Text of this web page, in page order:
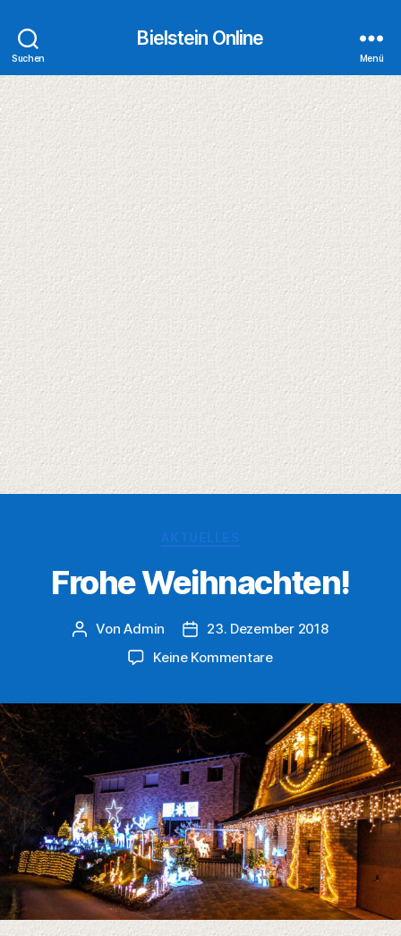
Suchen
Bielstein Online
Menü
Frohe Weihnachten!
Beitragsautor
VonAdmin Veröffentlichungsdatum
23. Dezember 2018
Keine Kommentarezu